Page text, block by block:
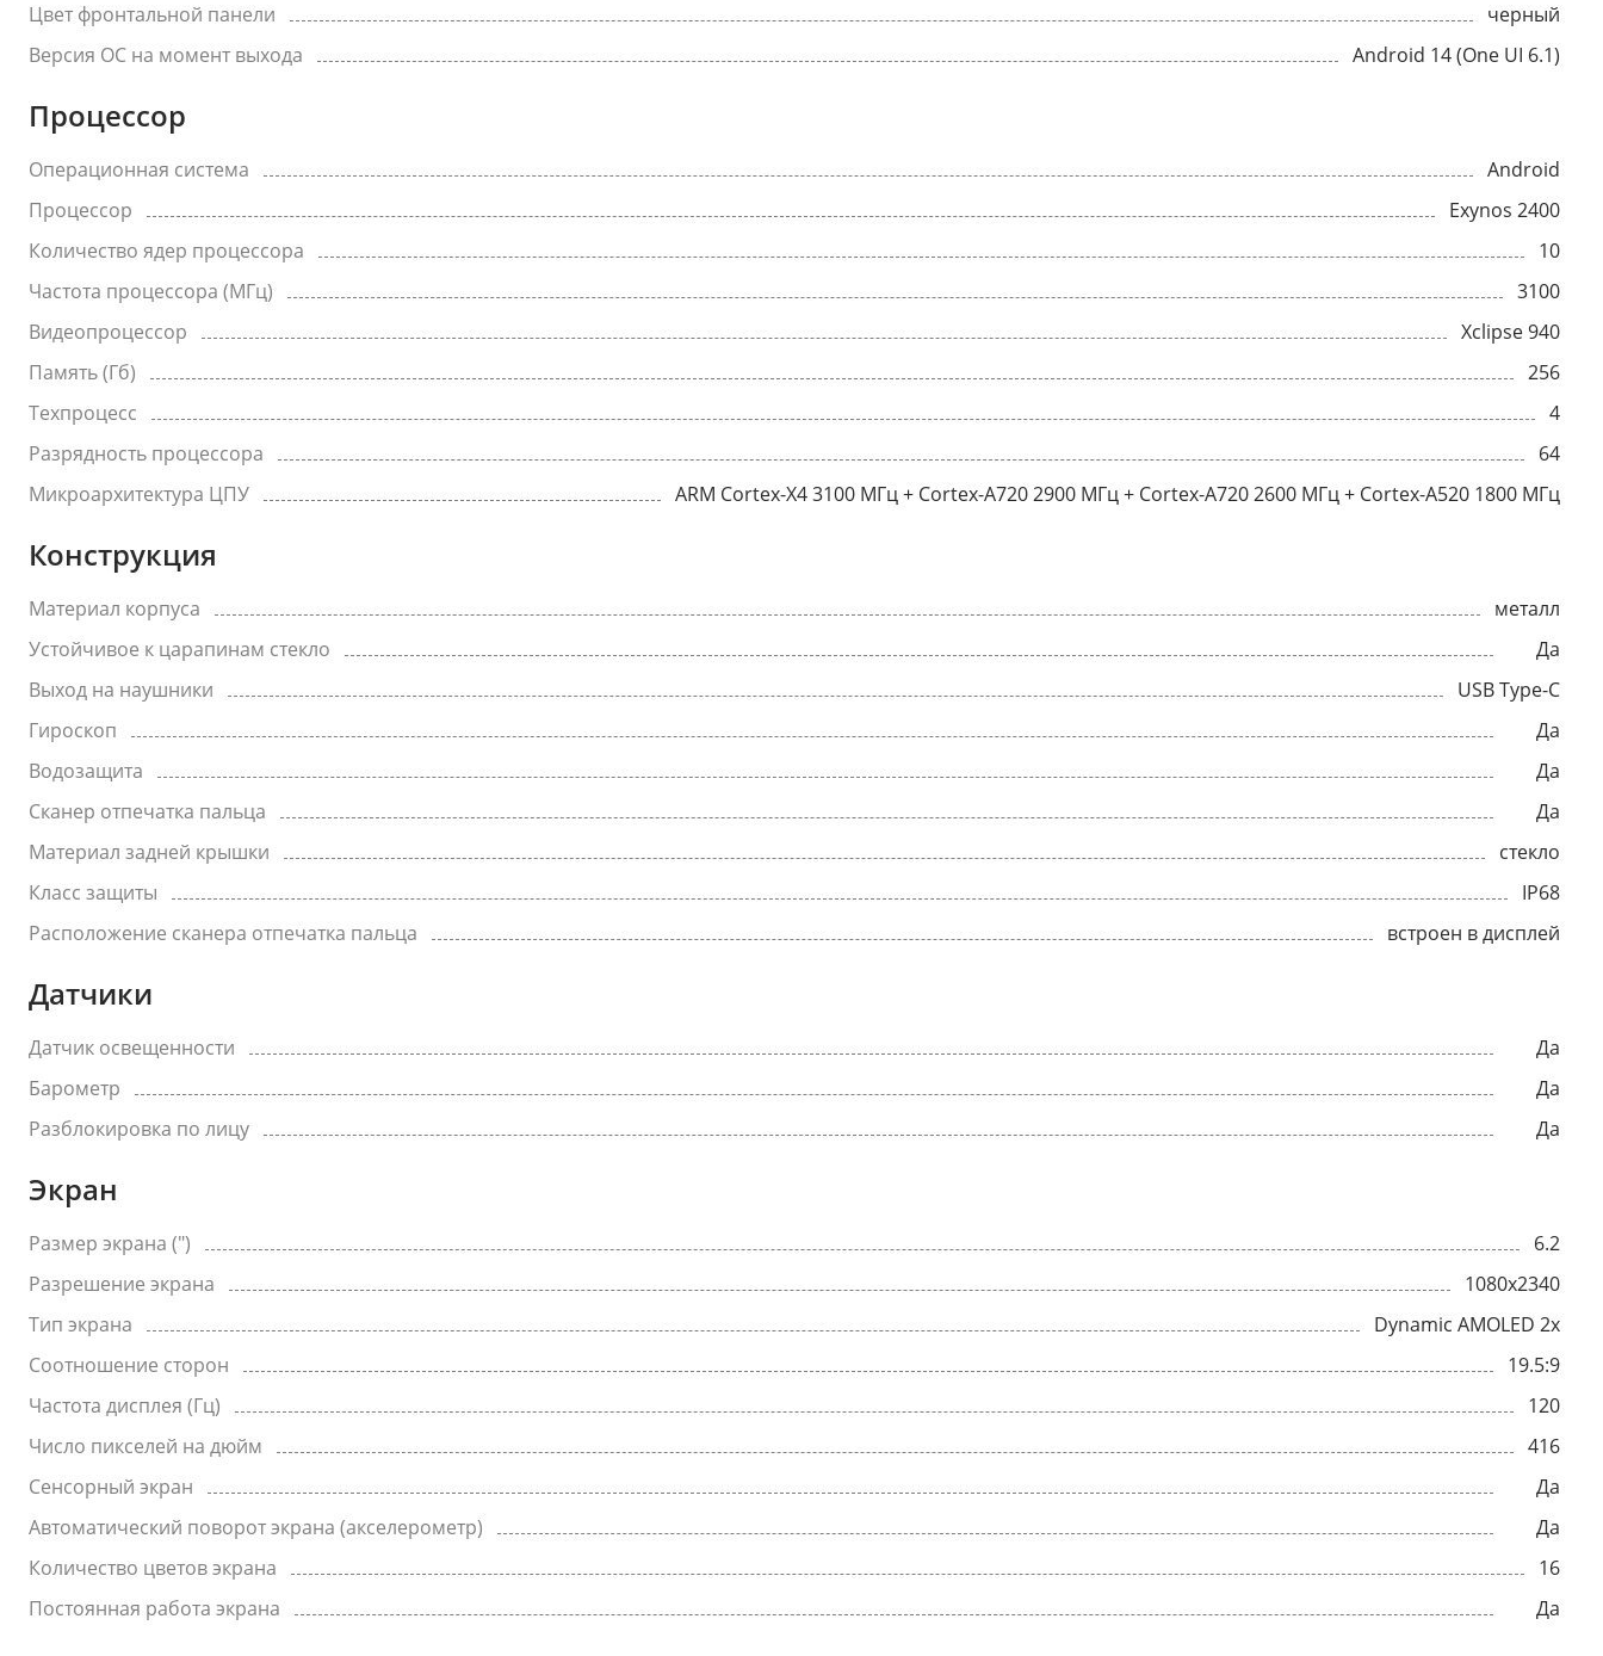
Цвет фронтальной панели
черный
Версия ОС на момент выхода
Android 14 (One UI 6.1)
Процессор
Операционная система
Android
Процессор
Exynos 2400
Количество ядер процессора
10
Частота процессора (МГц)
3100
Видеопроцессор
Xclipse 940
Память (Гб)
256
Техпроцесс
4
Разрядность процессора
64
Микроархитектура ЦПУ
ARM Cortex-X4 3100 МГц + Cortex-A720 2900 МГц + Cortex-A720 2600 МГц + Cortex-A520 1800 МГц
Конструкция
Материал корпуса
металл
Устойчивое к царапинам стекло
Да
Выход на наушники
USB Type-C
Гироскоп
Да
Водозащита
Да
Сканер отпечатка пальца
Да
Материал задней крышки
стекло
Класс защиты
IP68
Расположение сканера отпечатка пальца
встроен в дисплей
Датчики
Датчик освещенности
Да
Барометр
Да
Разблокировка по лицу
Да
Экран
Размер экрана (")
6.2
Разрешение экрана
1080x2340
Тип экрана
Dynamic AMOLED 2x
Соотношение сторон
19.5:9
Частота дисплея (Гц)
120
Число пикселей на дюйм
416
Сенсорный экран
Да
Автоматический поворот экрана (акселерометр)
Да
Количество цветов экрана
16
Постоянная работа экрана
Да